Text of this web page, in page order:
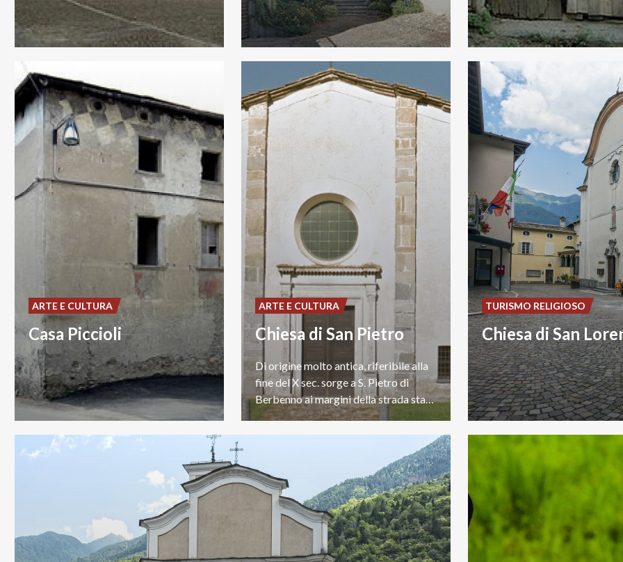
Casa Piccioli
ARTE E CULTURA
Chiesa di San Pietro
Di origine molto antica, riferibile alla
fine del X sec. sorge a S. Pietro di
Berbenno ai margini della strada statale 38.
ARTE E CULTURA
Chiesa di San
TURISMO RELIGIOSO